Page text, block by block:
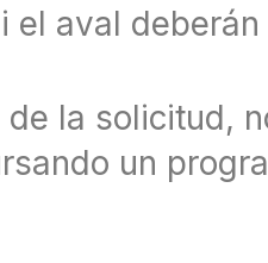
el aval
la solicitud,
un